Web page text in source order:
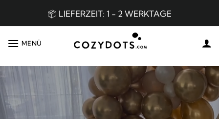
👌🏼 BESTE QUALITÄT AUF DEM MARKT
MENÜ